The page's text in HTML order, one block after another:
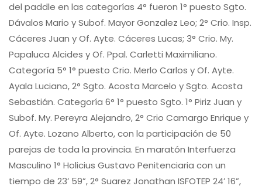
del paddle en las categorías 4° fueron 1° puesto Sgto.
Dávalos Mario y Subof. Mayor Gonzalez Leo; 2° Crio. Insp.
Cáceres Juan y Of. Ayte. Cáceres Lucas; 3° Crio. My.
Papaluca Alcides y Of. Ppal. Carletti Maximiliano.
Categoría 5° 1° puesto Crio. Merlo Carlos y Of. Ayte.
Ayala Luciano, 2° Sgto. Acosta Marcelo y Sgto. Acosta
Sebastián. Categoría 6° 1° puesto Sgto. 1° Piriz Juan y
Subof. My. Pereyra Alejandro, 2° Crio Camargo Enrique y
Of. Ayte. Lozano Alberto, con la participación de 50
parejas de toda la provincia. En maratón Interfuerza
Masculino 1° Holicius Gustavo Penitenciaria con un
tiempo de 23’ 59”, 2° Suarez Jonathan ISFOTEP 24’ 16”,